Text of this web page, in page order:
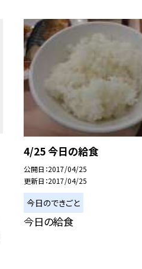
4/25 今日の給食
公開日 2017/04/25
更新日 2017/04/25
今日のできごと
今日の給食